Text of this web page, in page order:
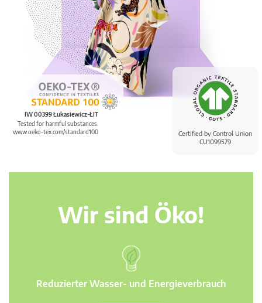
Certified by Control Union
CU1099579
IW 00399 Łukasiewicz-ŁIT
Tested for harmful substances.
www.oeko-tex.com/standard100
Wir sind Öko!
Reduzierter Wasser- und Energieverbrauch